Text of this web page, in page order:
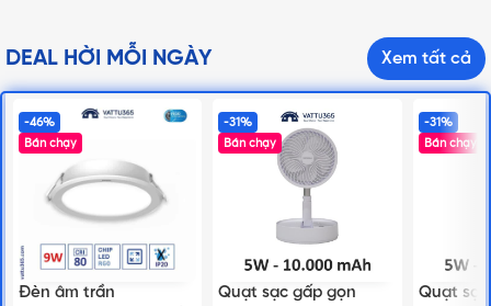
DEAL HỜI MỖI NGÀY Xem tất cả
-46%
Bán chạy
Đèn âm trần
-31%
Bán chạy
Quạt sạc gấp gọn
-31%
Bán chạy
Quạt